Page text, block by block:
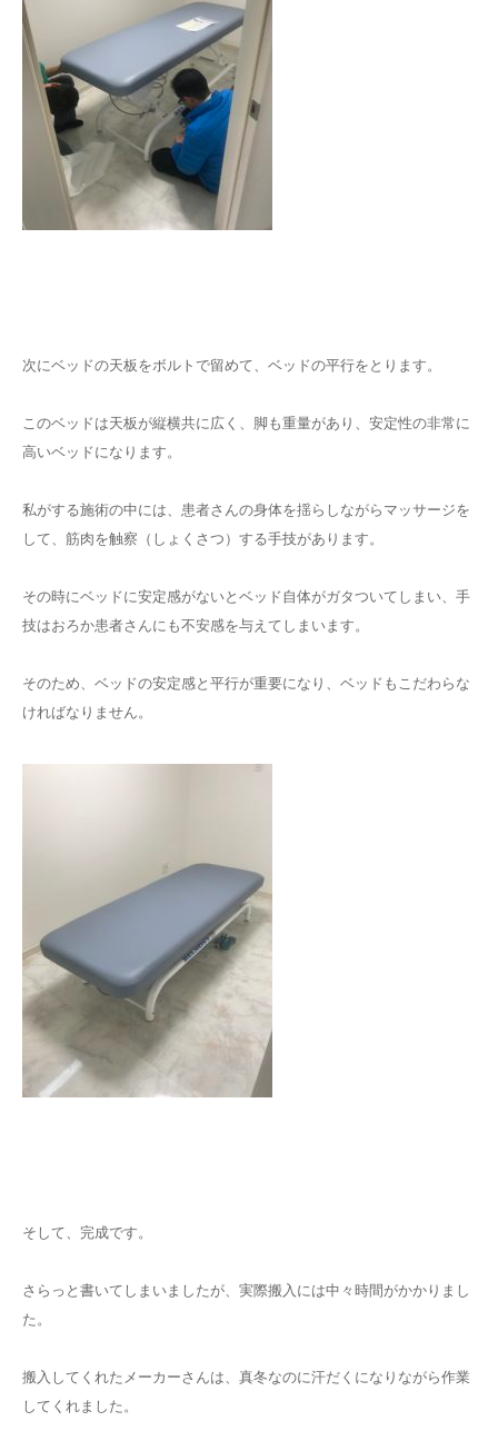
次にベッドの天板をボルトで留めて、ベッドの平行をとります。
このベッドは天板が縦横共に広く、脚も重量があり、安定性の非常に
高いベッドになります。
私がする施術の中には、患者さんの身体を揺らしながらマッサージを
して、筋肉を触察（しょくさつ）する手技があります。
その時にベッドに安定感がないとベッド自体がガタついてしまい、手
技はおろか患者さんにも不安感を与えてしまいます。
そのため、ベッドの安定感と平行が重要になり、ベッドもこだわらな
ければなりません。
そして、完成です。
さらっと書いてしまいましたが、実際搬入には中々時間がかかりまし
た。
搬入してくれたメーカーさんは、真冬なのに汗だくになりながら作業
してくれました。